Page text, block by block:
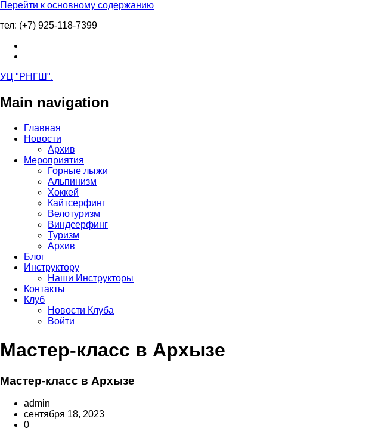
Перейти к основному содержанию
тел: (+7) 925-118-7399
УЦ "РНГШ".
Main navigation
Главная
Новости
Архив
Мероприятия
Горные лыжи
Альпинизм
Хоккей
Кайтсерфинг
Велотуризм
Виндсерфинг
Туризм
Архив
Блог
Инструктору
Наши Инструкторы
Контакты
Клуб
Новости Клуба
Войти
Мастер-класс в Архызе
Мастер-класс в Архызе
admin
сентября 18, 2023
0